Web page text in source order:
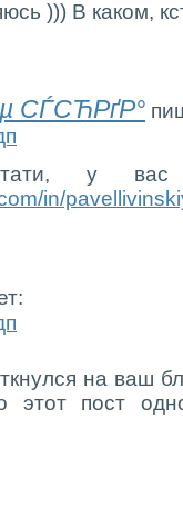
))) В каком,
СЃСЋРґР°
у вас
in/
на ваш
этот пост